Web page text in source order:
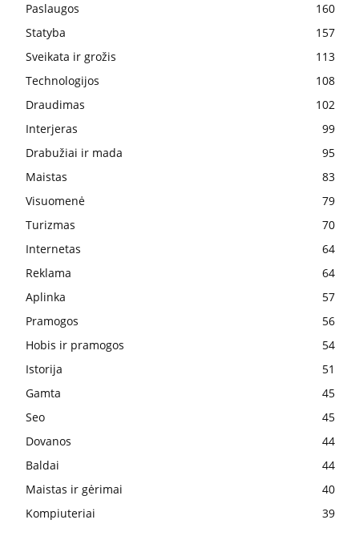
Paslaugos
160
Statyba
157
Sveikata ir grožis
113
Technologijos
108
Draudimas
102
Interjeras
99
Drabužiai ir mada
95
Maistas
83
Visuomenė
79
Turizmas
70
Internetas
64
Reklama
64
Aplinka
57
Pramogos
56
Hobis ir pramogos
54
Istorija
51
Gamta
45
Seo
45
Dovanos
44
Baldai
44
Maistas ir gėrimai
40
Kompiuteriai
39